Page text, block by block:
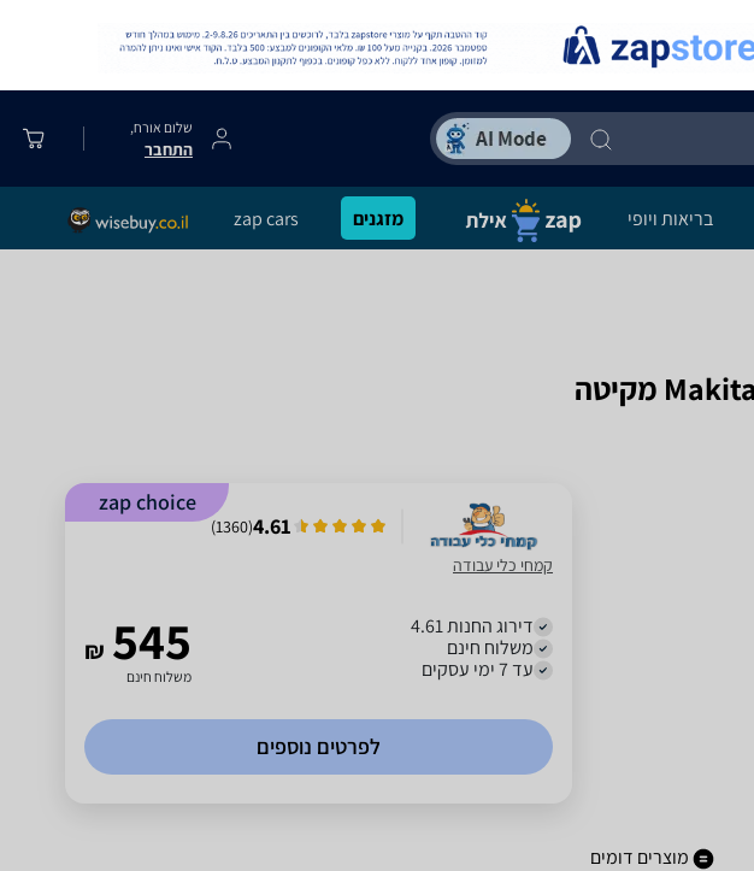
שלום אורח,
התחבר
בריאות ויופי מזגנים zap cars
zap choice
4.61
(
1360
)
קמחי כלי עבודה
דירוג החנות 4.61
משלוח חינם
עד 7 ימי עסקים
₪ 545
משלוח חינם
לפרטים נוספים
מוצרים דומים